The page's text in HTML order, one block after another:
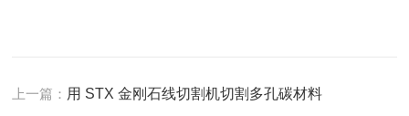
上一篇： 用 STX 金刚石线切割机切割多孔碳材料